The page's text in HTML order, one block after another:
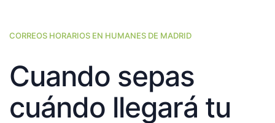
CORREOS HORARIOS EN HUMANES DE MADRID
Cuando sepas
cuándo llegará tu